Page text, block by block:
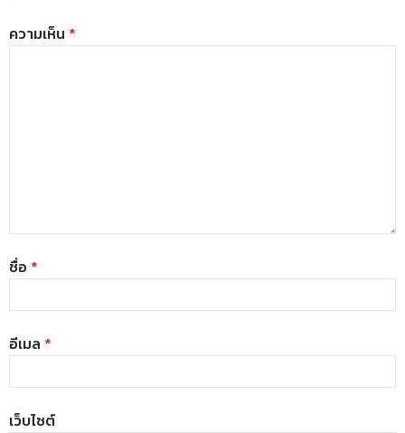
ความเห็น *
ชื่อ *
อีเมล *
เว็บไซต์